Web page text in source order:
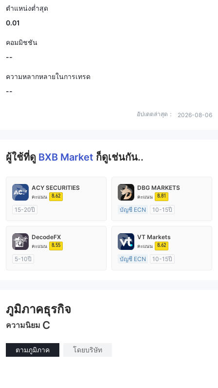
ตำแหน่งต่ำสุด
0.01
คอมมิชชัน
--
ความหลากหลายในการเทรด
--
อัปเดตล่าสุด： 2026-08-06
ผู้ใช้ที่ดู BXB Market ก็ดูเช่นกัน..
ACY SECURITIES
คะแนน 8.62
15-20ปี
ใบอนุญาต MT4 แบบเต็ม
DBG MARKETS
คะแนน 8.81
บัญชี ECN
10-15ปี
ใบอนุญาต MT4 แบบเต็ม
DecodeFX
คะแนน 8.55
5-10ปี
VT Markets
คะแนน 8.62
บัญชี ECN
10-15ปี
ภูมิภาคธุรกิจ
ความนิยม C
ตามภูมิภาค โดยบริษัท